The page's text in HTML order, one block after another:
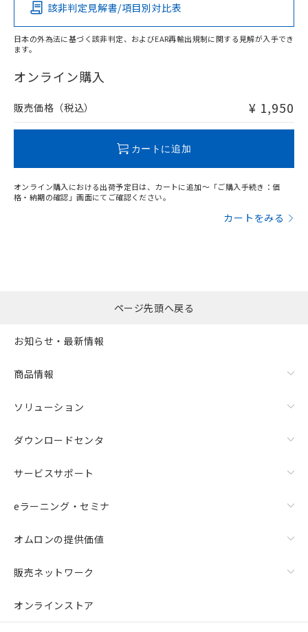
O
在庫等で未対応品が混在する可能性があります。
問い合わせください。
該非判定見解書/項目別対比表
日本の外為法に基づく該非判定、およびEAR再輸出規制に関する見解が入手でき
ます。
オンライン購入
販売価格（税込） ¥ 1,950
カートに追加
オンライン購入における出荷予定日は、カートに追加～「ご購入手続き：価
格・納期の確認」画面にてご確認ください。
カートをみる
ページ先頭へ戻る
お知らせ・最新情報
商品情報
ソリューション
ダウンロードセンタ
サービスサポート
eラーニング・セミナ
オムロンの提供価値
販売ネットワーク
オンラインストア